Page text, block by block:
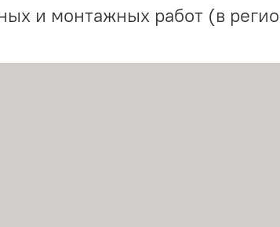
и монтажных работ (в